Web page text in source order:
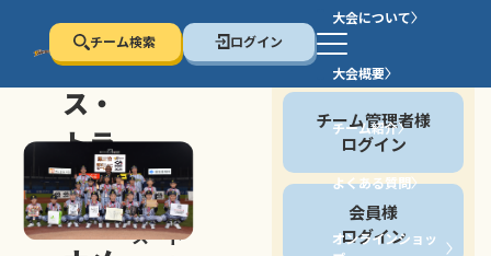
チーム検索 ログイン
大会について
大会概要
チーム紹介
よくある質問
オンラインショッ
セン
ス・
トラ
スト
トー
セン
ス・ト
会員の方
チーム管理者様
ログイン
会員様
ログイン